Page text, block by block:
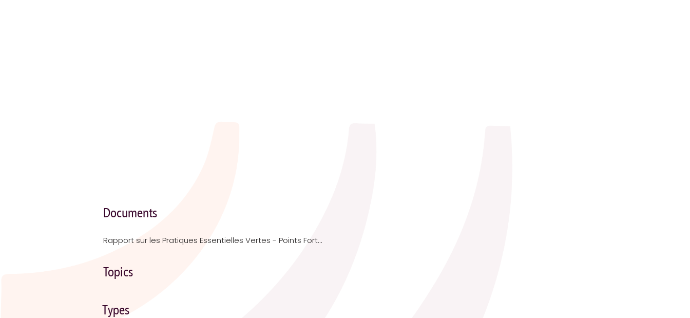
Documents
Rapport sur les Pratiques Essentielles Vertes - Points Forts des Bonnes Practiques Écologiques
Topics
Types